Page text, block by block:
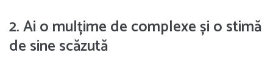
2. Ai o mulțime de complexe și o stimă
de sine scăzută